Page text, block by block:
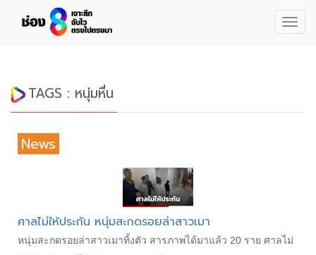
TAGS : หนุ่มหื่น
News
ศาลไม่ให้ประกัน หนุ่มสะกดรอยล่าสาวเมา
หนุ่มสะกดรอยล่าสาวเมาทิ้งตัว สารภาพได้มาแล้ว 20 ราย ศาลไม่